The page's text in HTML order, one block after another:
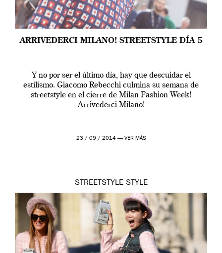
ARRIVEDERCI MILANO! STREETSTYLE DÍA 5
Y no por ser el último día, hay que descuidar el
estilismo. Giacomo Rebecchi culmina su semana de
streetstyle en el cierre de Milan Fashion Week!
Arrivederci Milano!
23 / 09 / 2014 — VER MÁS
STREETSTYLE STYLE